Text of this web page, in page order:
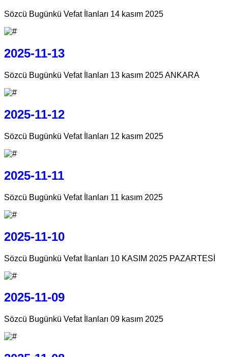
Sözcü Bugünkü Vefat İlanları 14 kasım 2025
2025-11-13
Sözcü Bugünkü Vefat İlanları 13 kasım 2025 ANKARA
2025-11-12
Sözcü Bugünkü Vefat İlanları 12 kasım 2025
2025-11-11
Sözcü Bugünkü Vefat İlanları 11 kasım 2025
2025-11-10
Sözcü Bugünkü Vefat İlanları 10 KASIM 2025 PAZARTESİ
2025-11-09
Sözcü Bugünkü Vefat İlanları 09 kasım 2025